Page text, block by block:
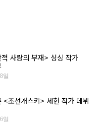
사랑의 부재> 싱싱 작가
일
<조선개스키> 세현 작가 데뷔
일